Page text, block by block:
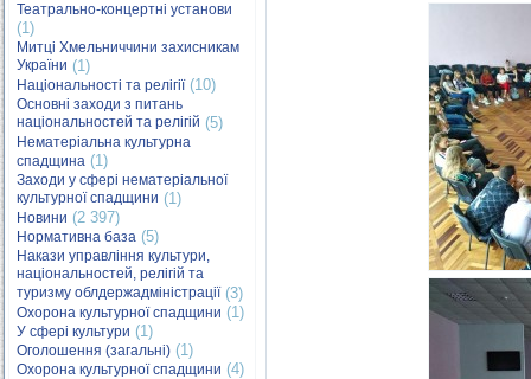
Театрально-концертні установи
(1)
Митці Хмельниччини захисникам
України (1)
Національності та релігії(10)
Основні заходи з питань
національностей та релігій (5)
Нематеріальна культурна
спадщина (1)
Заходи у сфері нематеріальної
культурної спадщини (1)
Новини (2 397)
Нормативна база (5)
Накази управління культури,
національностей, релігій та
туризму облдержадміністрації(3)
Охорона культурної спадщини (1)
У сфері культури (1)
Оголошення (загальні) (1)
Охорона культурної спадщини (4)